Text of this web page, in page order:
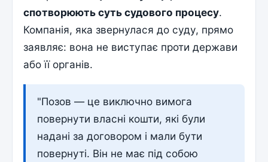
спотворюють суть судового процесу.
Компанія, яка звернулася до суду, прямо
заявляє: вона не виступає проти держави
або її органів.
"Позов — це виключно вимога
повернути власні кошти, які були
надані за договором і мали бути
повернуті. Він не має під собою